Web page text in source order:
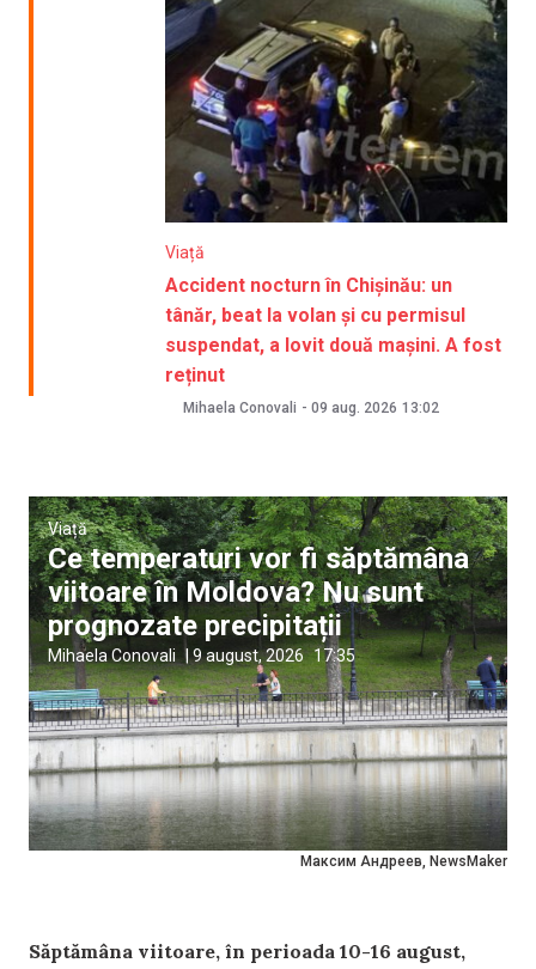
Viață
Accident nocturn în Chișinău: un
tânăr, beat la volan și cu permisul
suspendat, a lovit două mașini. A fost
reținut
Mihaela Conovali - 09 aug. 2026 13:02
Максим Андреев, NewsMaker
Viață
Ce temperaturi vor fi săptămâna
viitoare în Moldova? Nu sunt
prognozate precipitații
Mihaela Conovali | 9 august, 2026 17:35
Săptămâna viitoare, în perioada 10-16 august,